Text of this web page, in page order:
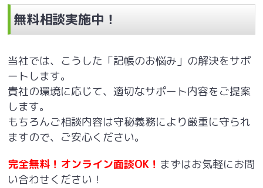
無料相談実施中！
当社では、こうした「記帳のお悩み」の解決をサポ
ートします。
貴社の環境に応じて、適切なサポート内容をご提案
します。
もちろんご相談内容は守秘義務により厳重に守られ
ますので、ご安心ください。
完全無料！オンライン面談OK！ まずはお気軽にお問
い合わせください！